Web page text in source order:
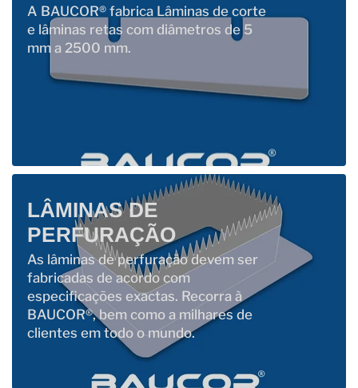
A BAUCOR® fabrica Lâminas de corte
e lâminas retas com diâmetros de 5
mm a 2500 mm.
LÂMINAS DE
PERFURAÇÃO
As lâminas de perfuração devem ser
fabricadas de acordo com
especificações exactas. Recorra à
BAUCOR®, bem como a milhares de
clientes em todo o mundo.